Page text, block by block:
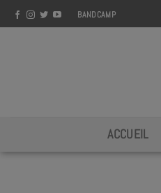
Skip
to
BANDCAMP
ACCUEIL